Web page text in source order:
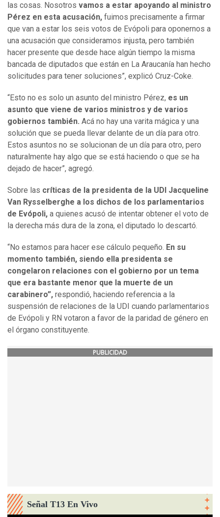
las cosas. Nosotros vamos a estar apoyando al ministro
Pérez en esta acusación, fuimos precisamente a firmar
que van a estar los seis votos de Evópoli para oponernos a
una acusación que consideramos injusta, pero también
hacer presente que desde hace algún tiempo la misma
bancada de diputados que están en La Araucanía han hecho
solicitudes para tener soluciones”, explicó Cruz-Coke.
“Esto no es solo un asunto del ministro Pérez, es un
asunto que viene de varios ministros y de varios
gobiernos también. Acá no hay una varita mágica y una
solución que se pueda llevar delante de un día para otro.
Estos asuntos no se solucionan de un día para otro, pero
naturalmente hay algo que se está haciendo o que se ha
dejado de hacer”, agregó.
Sobre las críticas de la presidenta de la UDI Jacqueline
Van Rysselberghe a los dichos de los parlamentarios
de Evópoli, a quienes acusó de intentar obtener el voto de
la derecha más dura de la zona, el diputado lo descartó.
“No estamos para hacer ese cálculo pequeño. En su
momento también, siendo ella presidenta se
congelaron relaciones con el gobierno por un tema
que era bastante menor que la muerte de un
carabinero”, respondió, haciendo referencia a la
suspensión de relaciones de la UDI cuando parlamentarios
de Evópoli y RN votaron a favor de la paridad de género en
el órgano constituyente.
PUBLICIDAD
Señal T13 En Vivo